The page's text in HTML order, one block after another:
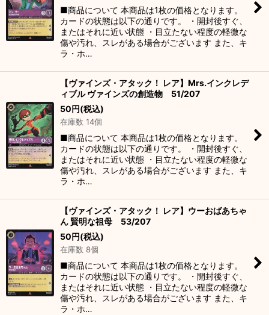
■商品について 本商品は1枚の価格となります。
カードの状態は以下の通りです。 ・開封後すぐ、
またはそれに近い状態 ・目立たない程度の軽微な
傷や汚れ、スレがある場合がございます また、キ
ラ・ホ…
【ヴァインズ・アタック！ レア】Mrs.インクレデ
ィブル ヴァインズの創造物 51/207
50円(税込)
在庫数 14個
■商品について 本商品は1枚の価格となります。
カードの状態は以下の通りです。 ・開封後すぐ、
またはそれに近い状態 ・目立たない程度の軽微な
傷や汚れ、スレがある場合がございます また、キ
ラ・ホ…
【ヴァインズ・アタック！ レア】ウーおばあちゃ
ん 賢明な祖母 53/207
50円(税込)
在庫数 8個
■商品について 本商品は1枚の価格となります。
カードの状態は以下の通りです。 ・開封後すぐ、
またはそれに近い状態 ・目立たない程度の軽微な
傷や汚れ、スレがある場合がございます また、キ
ラ・ホ…